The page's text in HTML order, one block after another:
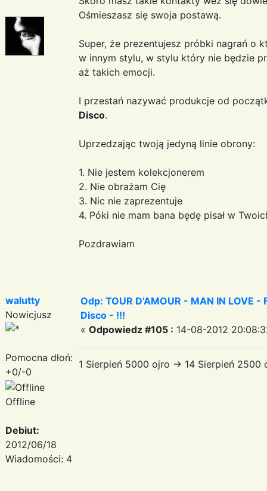
Ośmieszasz się swoja postawą.
Super, że prezentujesz próbki nagrań o
w innym stylu, w stylu który nie będzie
aż takich emocji.
I przestań nazywać produkcje od
Disco.
Uprzedzając twoją jedyną linie obrony:
1. Nie jestem kolekcjonerem
2. Nie obrażam Cię
3. Nic nie zaprezentuje
4. Póki nie mam bana będę pisał w
Pozdrawiam
walutty
Nowicjusz
Pomocna dłoń:
+0/-0
Offline
Debiut:
2012/06/18
Wiadomości: 4
Odp: TOUR D'AMOUR - MAN IN LOVE
Disco - !!!
« Odpowiedz #105 : 14-08-2012
1 Sierpień 5000 ojro -> 14 Sierpień